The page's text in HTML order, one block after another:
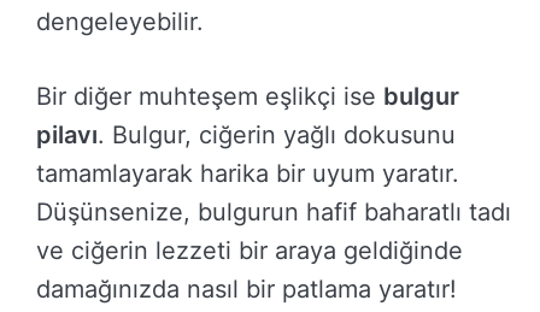
dengeleyebilir.
Bir diğer muhteşem eşlikçi ise bulgur
pilavı. Bulgur, ciğerin yağlı dokusunu
tamamlayarak harika bir uyum yaratır.
Düşünsenize, bulgurun hafif baharatlı tadı
ve ciğerin lezzeti bir araya geldiğinde
damağınızda nasıl bir patlama yaratır!